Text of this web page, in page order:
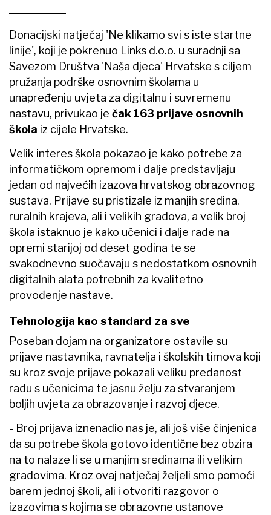
Donacijski natječaj 'Ne klikamo svi s iste startne
linije', koji je pokrenuo Links d.o.o. u suradnji sa
Savezom Društva 'Naša djeca' Hrvatske s ciljem
pružanja podrške osnovnim školama u
unapređenju uvjeta za digitalnu i suvremenu
nastavu, privukao je čak 163 prijave osnovnih
škola iz cijele Hrvatske.
Velik interes škola pokazao je kako potrebe za
informatičkom opremom i dalje predstavljaju
jedan od najvećih izazova hrvatskog obrazovnog
sustava. Prijave su pristizale iz manjih sredina,
ruralnih krajeva, ali i velikih gradova, a velik broj
škola istaknuo je kako učenici i dalje rade na
opremi starijoj od deset godina te se
svakodnevno suočavaju s nedostatkom osnovnih
digitalnih alata potrebnih za kvalitetno
provođenje nastave.
Tehnologija kao standard za sve
Poseban dojam na organizatore ostavile su
prijave nastavnika, ravnatelja i školskih timova koji
su kroz svoje prijave pokazali veliku predanost
radu s učenicima te jasnu želju za stvaranjem
boljih uvjeta za obrazovanje i razvoj djece.
- Broj prijava iznenadio nas je, ali još više činjenica
da su potrebe škola gotovo identične bez obzira
na to nalaze li se u manjim sredinama ili velikim
gradovima. Kroz ovaj natječaj željeli smo pomoći
barem jednoj školi, ali i otvoriti razgovor o
izazovima s kojima se obrazovne ustanove